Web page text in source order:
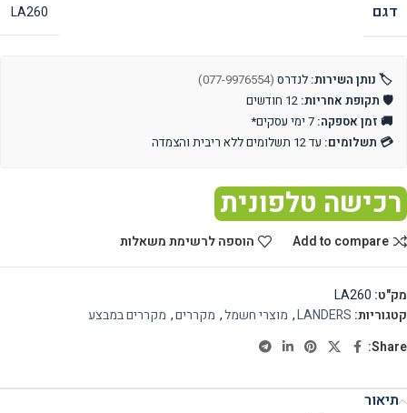
דגם LA260
🏷️ נותן השירות: לנדרס (077-9976554)
🛡️ תקופת אחריות:
🚚 זמן אספקה:
💳 תשלומים: עד 12 תשלומים ללא ריבית והצמדה
רכישה טלפונית
Add to compare הוספה לרשימת משאלות
מק"ט: LA260
קטגוריות: LANDERS
, מוצרי חשמל, מקררים, מקררים במבצע
Share:
תיאור